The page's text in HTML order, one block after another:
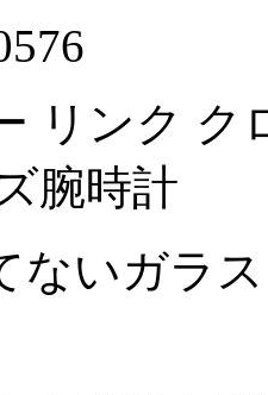
リンク ク
腕時計
ないガラ